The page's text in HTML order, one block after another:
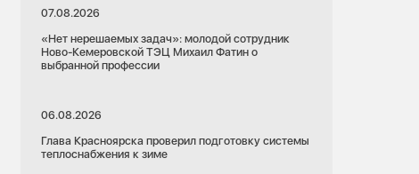
07.08.2026
«Нет нерешаемых задач»: молодой сотрудник
Ново-Кемеровской ТЭЦ Михаил Фатин о
выбранной профессии
06.08.2026
Глава Красноярска проверил подготовку системы
теплоснабжения к зиме